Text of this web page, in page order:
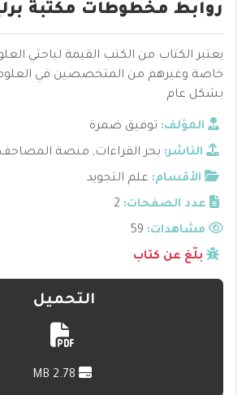
روابط مخطوطات مكتبة
يعتبر الكتاب من الكتب القيمة لباحثي
خاصة وغيرهم من المتخصصين في العلوم
بشكل عام
المؤلف: توفيق ضمرة
الناشر: بحر القراءات, منصة المصاحف
الأقسام: علم التجويد
عدد الصفحات: 2
مشاهدات:
بلّغ عن كتاب
التحميل